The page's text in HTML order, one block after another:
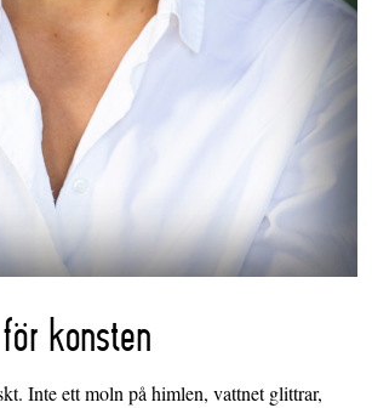
konsten
Inte ett moln på himlen, vattnet glittrar,